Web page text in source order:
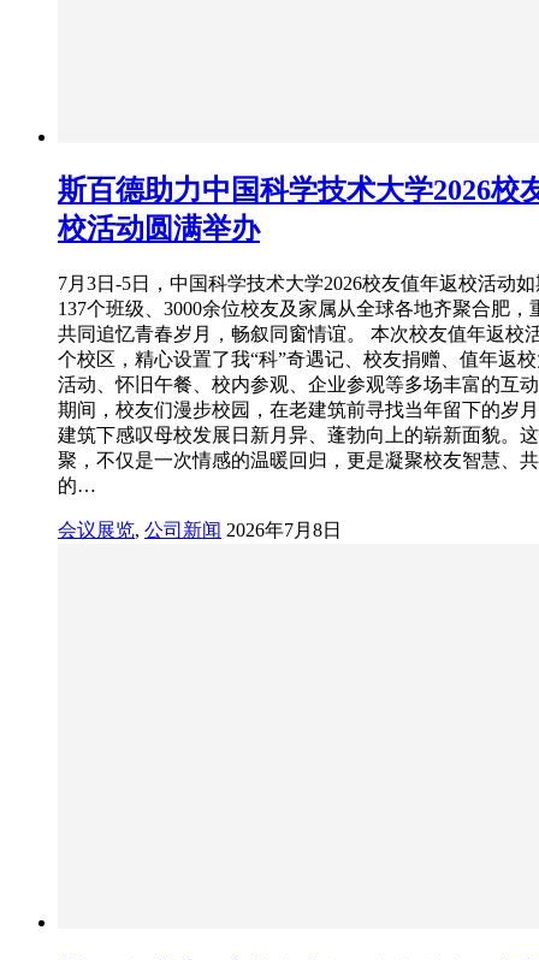
斯百德助力中国科学技术大学2026校
校活动圆满举办
7月3日-5日，中国科学技术大学2026校友值年返校活动
137个班级、3000余位校友及家属从全球各地齐聚合肥，
共同追忆青春岁月，畅叙同窗情谊。 本次校友值年返校
个校区，精心设置了我“科”奇遇记、校友捐赠、值年返
活动、怀旧午餐、校内参观、企业参观等多场丰富的互
期间，校友们漫步校园，在老建筑前寻找‌当年留下的岁
建筑下感叹母校发展日新月异、蓬勃向上的崭新面貌‌。
聚，不仅是一次情感的温暖回归，更是凝聚校友智慧、
的…
会议展览, 公司新闻 2026年7月8日